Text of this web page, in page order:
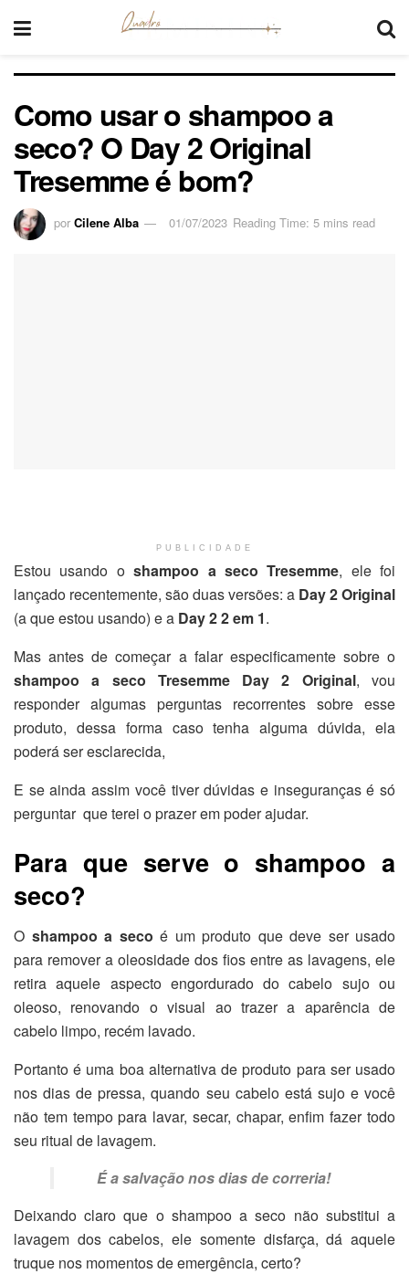
Como usar o shampoo a
seco? O Day 2 Original
Tresemme é bom?
por Cilene Alba 01/07/2023 Reading Time: 5 mins read
PUBLICIDADE
Estou usando oshampoo a seco Tresemme, ele foi
lançado recentemente, são duas versões: a Day 2 Original
(a que estou usando) e a Day 2 2 em 1.
Mas antes de começar a falar especificamente sobre o
shampoo a seco Tresemme Day 2 Original, vou
responder algumas perguntas recorrentes sobre esse
produto, dessa forma caso tenha alguma dúvida, ela
poderá ser esclarecida,
E se ainda assim você tiver dúvidas e inseguranças é só
perguntar que terei o prazer em poder ajudar.
Para que serve o shampoo a
seco?
O shampoo a seco é um produto que deve ser usado
para remover a oleosidade dos fios entre as lavagens, ele
retira aquele aspecto engordurado do cabelo sujo ou
oleoso, renovando o visual ao trazer a aparência de
cabelo limpo, recém lavado.
Portanto é uma boa alternativa de produto para ser usado
nos dias de pressa, quando seu cabelo está sujo e você
não tem tempo para lavar, secar, chapar, enfim fazer todo
seu ritual de lavagem.
É a salvação nos dias de correria!
Deixando claro que o shampoo a seco não substitui a
lavagem dos cabelos, ele somente disfarça, dá aquele
truque nos momentos de emergência, certo?